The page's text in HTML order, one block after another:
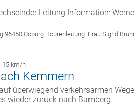
Leitung Information:
96450 Coburg Tourenleitung: Frau Sigrid
15 km/h
Kemmern
überwiegend verkehrsarmen
wieder zurück nach Bamberg.